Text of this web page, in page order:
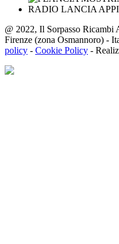
@ 2022, Il Sorpasso
Firenze (zona Osmannoro) -
policy - Cookie Policy -